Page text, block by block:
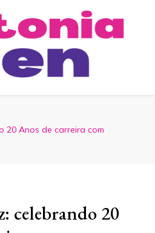
20 Anos de carreira com
celebrando 20